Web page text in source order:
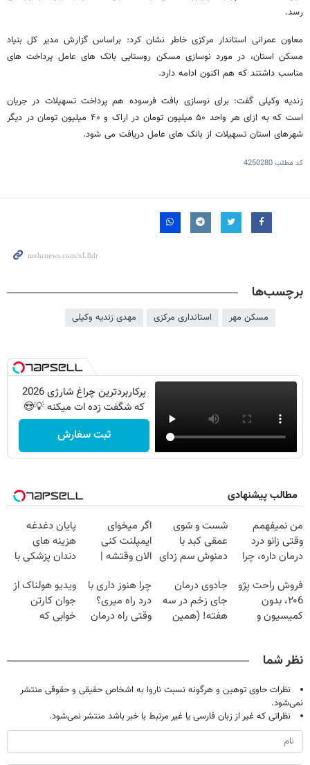
رسد.
معاون عمرانی استاندار مرکزی خاطر نشان کرد: براساس گزارش مدیر کل بنیاد
مسکن استان، در مورد نوسازی مسکن روستایی بانک های عامل پرداخت های
مناسب داشتند که هم اکنون ادامه دارد.
زندیه وکیلی گفت: برای نوسازی بافت فرسوده هم پرداخت تسهیلات در جریان
است که به ازای هر واحد ۵۰ میلیون تومان در اراک و ۴۰ میلیون تومان در دیگر
شهرهای استان تسهیلات از بانک های عامل دریافت می شود.
کد مطلب4250280
برچسب‌ها
مسکن مهر استانداری مرکزی مهدی زندیه وکیلی
پرکاربردترین چراغ شارژی 2026
که شگفت زده ات میکنه 💡😍
ثبت سفارش
مطالب پیشنهادی
من نمیفهمم
وقتی زانو درد
درمان داره، چرا
تحمل میکنی؟❗
شست و شوی
عمقی کبد با
دمنوش سم زدای
اگر میخوای
ایمپلنت کنی
الان وقتشه |
میلیون تومان!!!
پایان دغدغه
هزینه های
دندان پزشکی با
خانگی
فروش راحت پژو
۲۰6، بدون
کمیسیون و
جادوی درمان
جای زخم در سه
هفته! (همین
چرا هنوز داری با
درد راه میری؟
وقتی راه درمان
ویدیو هولناک از
جوان کارتن
خوابی که
نظر شما
نظرات حاوی توهین و هرگونه نسبت ناروا به اشخاص حقیقی و حقوقی منتشر
نمی‌شود.
نظراتی که غیر از زبان فارسی یا غیر مرتبط با خبر باشد منتشر نمی‌شود.